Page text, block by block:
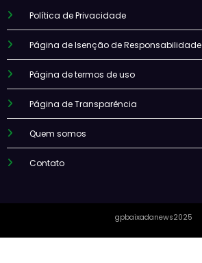
Política de Privacidade
Página de Isenção de Responsabilidade
Página de termos de uso
Página de Transparência
Quem somos
Contato
gpbaixadanews2025